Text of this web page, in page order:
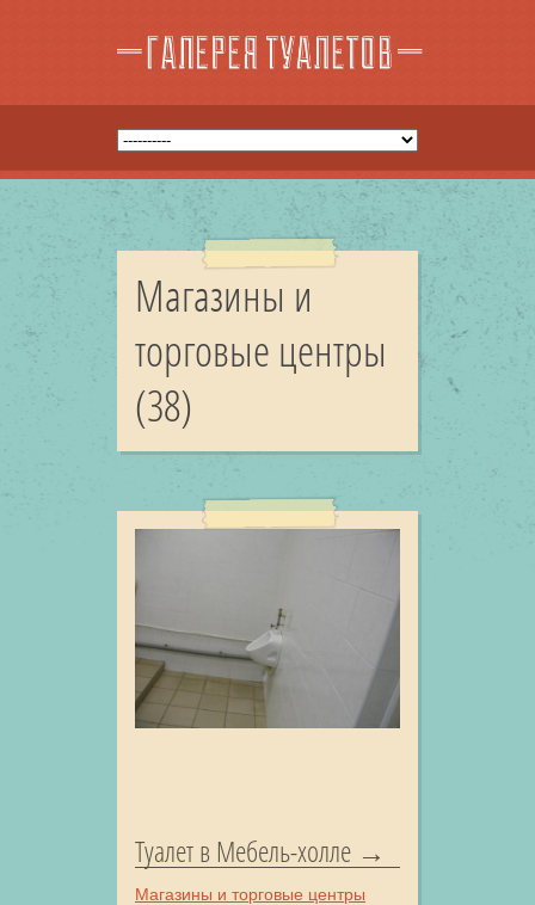
Магазины и
торговые центры
(38)
Туалет в Мебель-холле
Магазины и торговые центры